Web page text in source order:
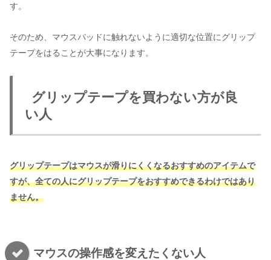
す。
そのため、マウスパッドに触れないように適切な位置にグリップ
テープをはることが大事になります。
グリップテープを買わない方が良
い人
グリップテープはマウスが滑りにくくなるおすすめのアイテムで
すが、全ての人にグリップテープをおすすめできるわけではあり
ません。
マウスの操作感を変えたくない人